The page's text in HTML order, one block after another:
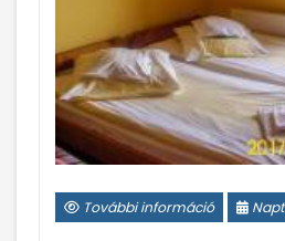
További információ